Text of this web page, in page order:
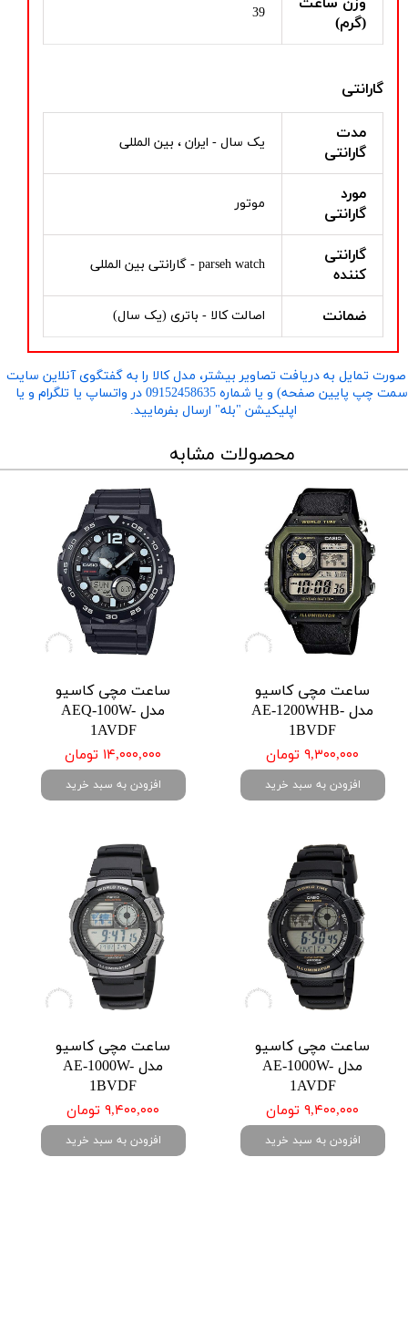
(گرم)
39
گارانتی
مدت
گارانتی
یک سال - ایران ، بین المللی
مورد
گارانتی
موتور
گارانتی
کننده
parseh watch - گارانتی بین المللی
ضمانت اصالت کالا - باتری (یک سال)
تمایل به دریافت تصاویر بیشتر، مدل کالا را به گفتگوی آنلاین سایت
​​​​​​​(سمت چپ پایین صفحه) و یا شماره 09152458635 در واتساپ یا تلگرام و یا
اپلیکیشن "بله" ارسال بفرمایید.
محصولات مشابه
ساعت مچی کاسیو
مدل AE-1200WHB-
1BVDF
۹,۳۰۰,۰۰۰ تومان
افزودن به سبد خرید
ساعت مچی کاسیو
مدل AEQ-100W-
1AVDF
۱۴,۰۰۰,۰۰۰ تومان
افزودن به سبد خرید
ساعت مچی کاسیو
مدل AE-1000W-
1AVDF
۹,۴۰۰,۰۰۰ تومان
افزودن به سبد خرید
ساعت مچی کاسیو
مدل AE-1000W-
1BVDF
۹,۴۰۰,۰۰۰ تومان
افزودن به سبد خرید